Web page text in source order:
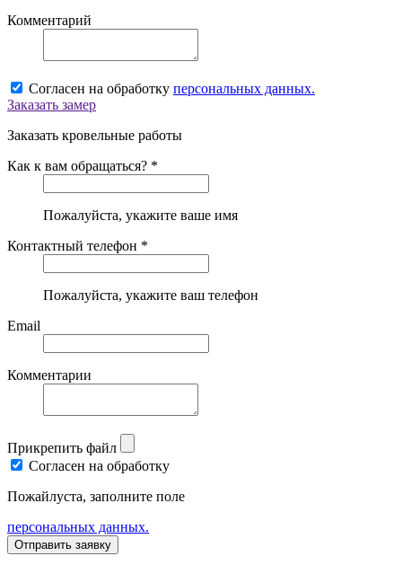
Комментарий
Согласен на обработку персональных данных.
Заказать замер
Заказать кровельные работы
Как к вам обращаться? *
Пожалуйста, укажите ваше имя
Контактный телефон *
Пожалуйста, укажите ваш телефон
Email
Комментарии
Прикрепить файл
Согласен на обработку
Пожайлуста, заполните поле
персональных данных.